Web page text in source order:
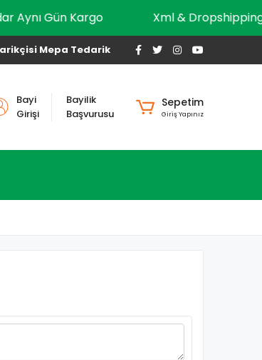
Kadar Aynı Gün Kargo Xml &
Mepa Tedarik
Bayi
Girişi
Bayilik
Başvurusu
Sepetim
Giriş Yapınız